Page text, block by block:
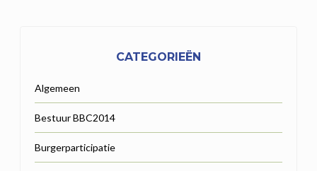
CATEGORIEËN
Algemeen
Bestuur BBC2014
Burgerparticipatie